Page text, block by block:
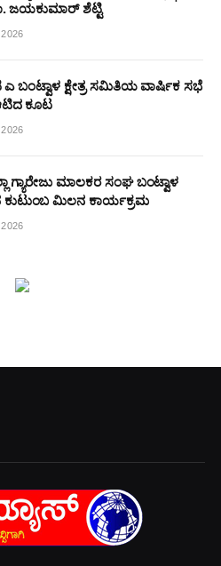
ಜಯಕುಮಾರ್ ಶೆಟ್ಟಿ
ಬಂಟ್ವಾಳ ಕ್ಷೇತ್ರ ಸಮಿತಿಯ ವಾರ್ಷಿಕ ಸಭೆ
ಕೂಟ
ಗ್ಯಾರೇಜು ಮಾಲಕರ ಸಂಘ ಬಂಟ್ವಾಳ
ಮಿಲನ ಕಾರ್ಯಕ್ರಮ